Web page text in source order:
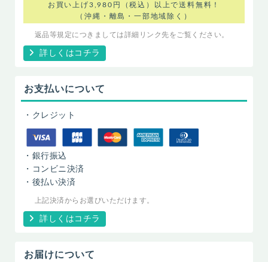
お買い上げ3,980円（税込）以上で送料無料！
（沖縄・離島・一部地域除く）
返品等規定につきましては詳細リンク先をご覧ください。
詳しくはコチラ
お支払いについて
・クレジット
・銀行振込
・コンビニ決済
・後払い決済
上記決済からお選びいただけます。
詳しくはコチラ
お届けについて